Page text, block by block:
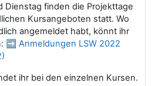
Dienstag finden die Projekttage
Kursangeboten statt. Wo
angemeldet habt, könnt ihr
➡ Anmeldungen LSW 2022
ihr bei den einzelnen Kursen.